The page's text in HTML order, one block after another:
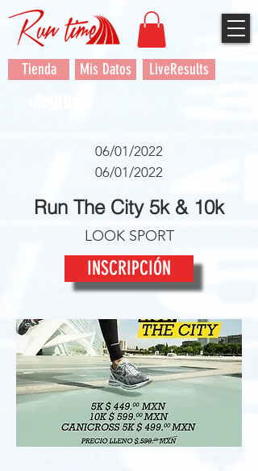
Tienda Mis Datos LiveResults
06/01/2022
06/01/2022
Run The City 5k & 10k
LOOK SPORT
INSCRIPCIÓN